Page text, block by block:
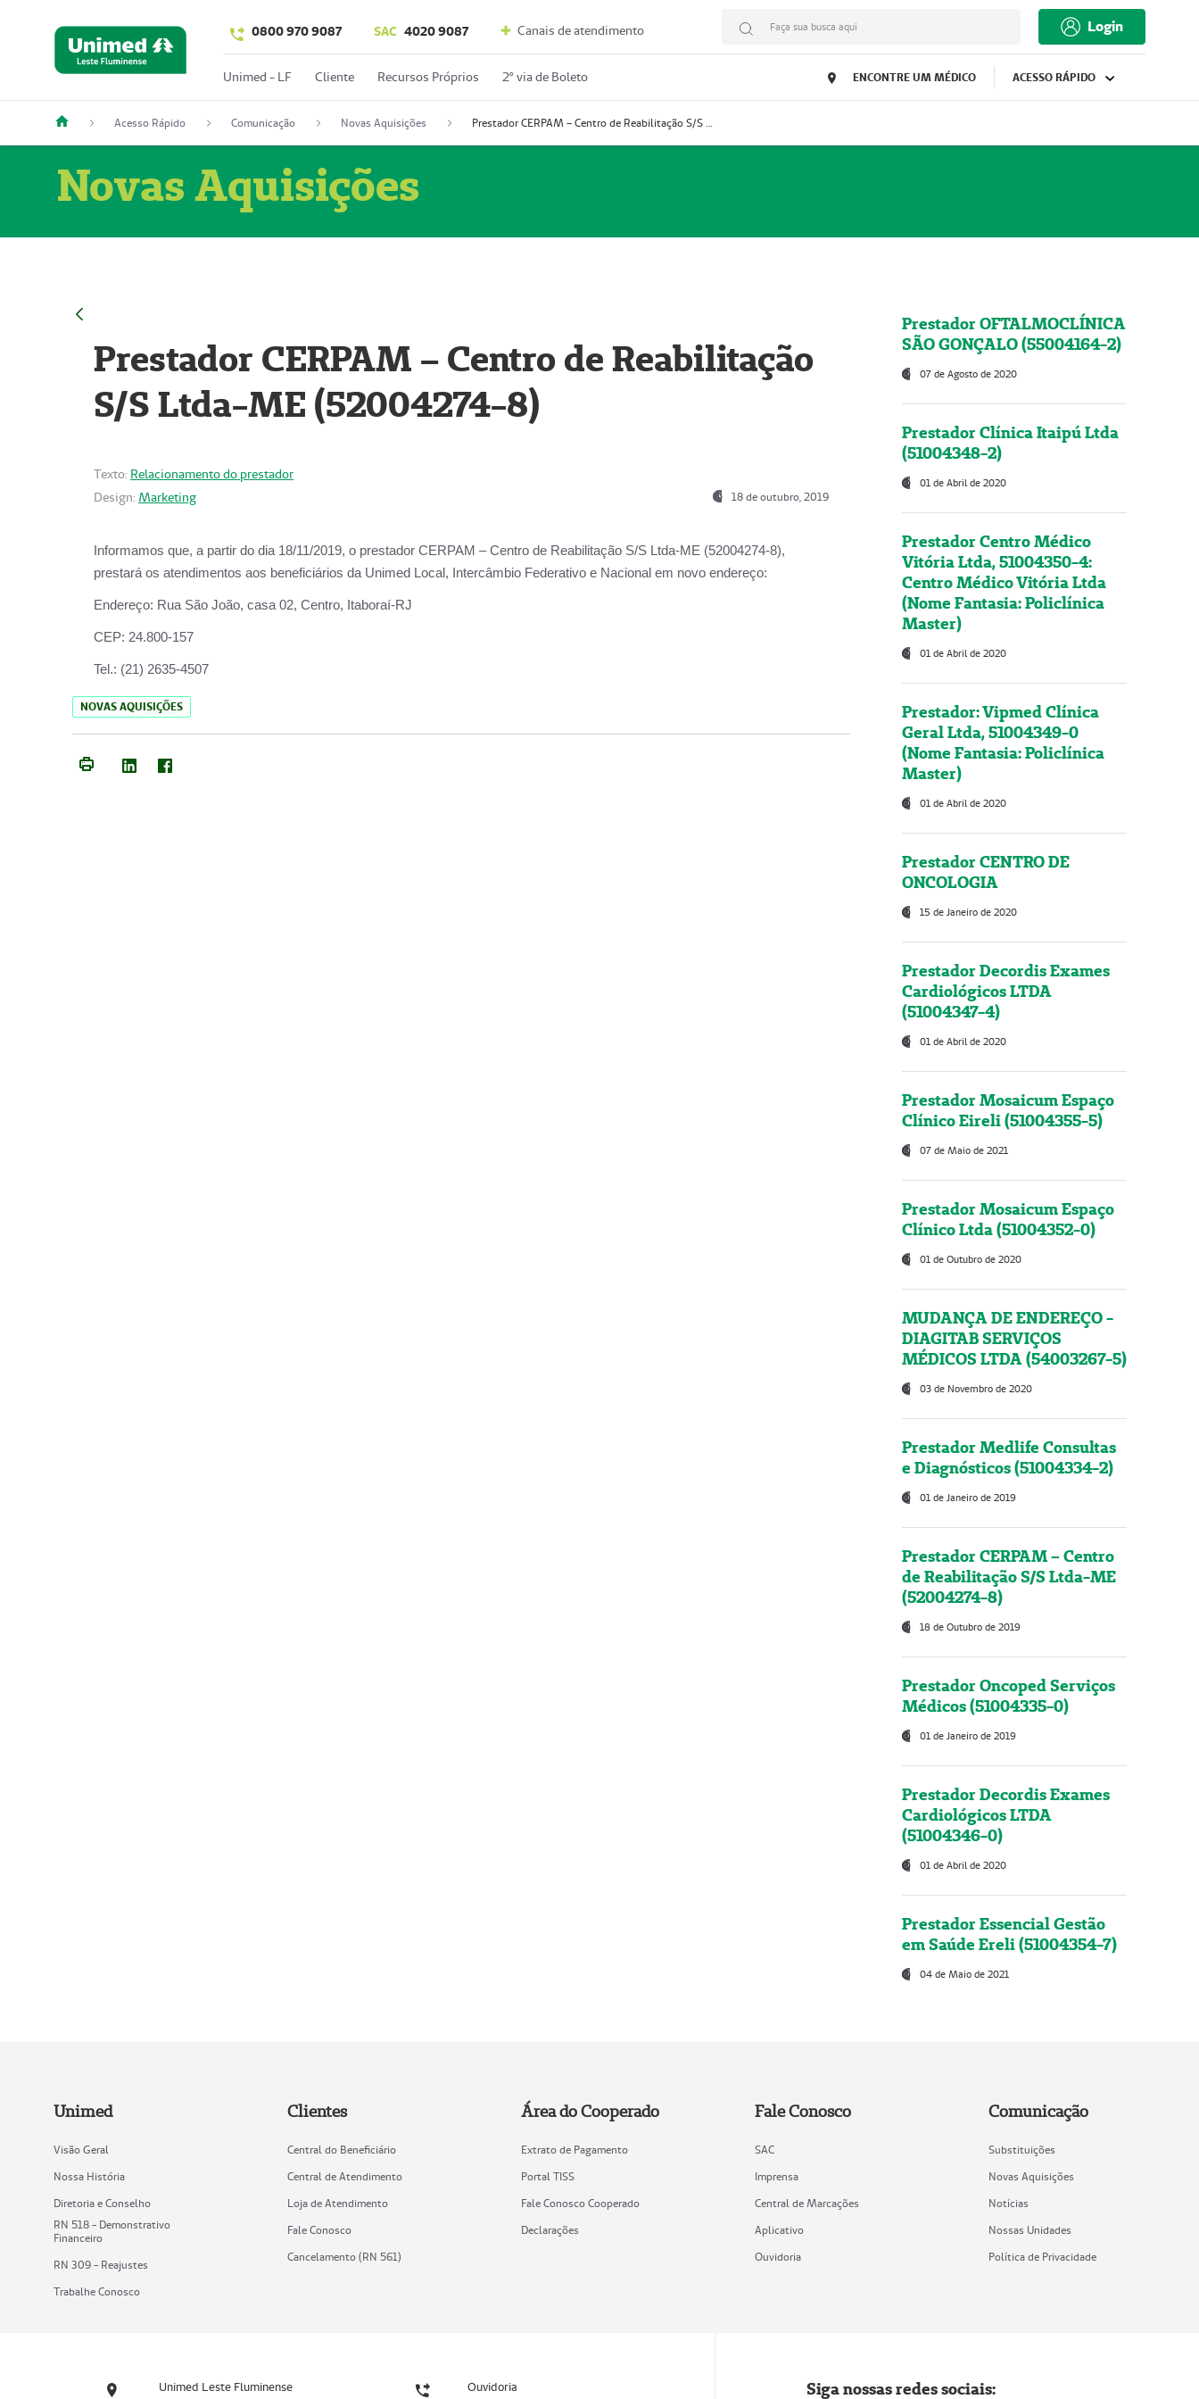
0800 970 9087 SAC 4020 9087 Canais de atendimento Faça sua busca aqui Login
Unimed - LF Cliente Recursos Próprios 2º via de Boleto ENCONTRE UM MÉDICO ACESSO RÁPIDO
Acesso Rápido Comunicação Novas Aquisições Prestador CERPAM – Centro de Reabilitação S/S Ltda-ME (52004274-8)
Novas Aquisições
Prestador CERPAM – Centro de Reabilitação
S/S Ltda-ME (52004274-8)
Texto: Relacionamento do prestador
Design: Marketing 18 de outubro, 2019
Informamos que, a partir do dia 18/11/2019, o prestador CERPAM – Centro de Reabilitação S/S Ltda-ME (52004274-8),
prestará os atendimentos aos beneficiários da Unimed Local, Intercâmbio Federativo e Nacional em novo endereço:
Endereço: Rua São João, casa 02, Centro, Itaboraí-RJ
CEP: 24.800-157
Tel.: (21) 2635-4507
NOVAS AQUISIÇÕES
Prestador OFTALMOCLÍNICA
SÃO GONÇALO (55004164-2)
07 de Agosto de 2020
Prestador Clínica Itaipú Ltda
(51004348-2)
01 de Abril de 2020
Prestador Centro Médico
Vitória Ltda, 51004350-4:
Centro Médico Vitória Ltda
(Nome Fantasia: Policlínica
Master)
01 de Abril de 2020
Prestador: Vipmed Clínica
Geral Ltda, 51004349-0
(Nome Fantasia: Policlínica
Master)
01 de Abril de 2020
Prestador CENTRO DE
ONCOLOGIA
15 de Janeiro de 2020
Prestador Decordis Exames
Cardiológicos LTDA
(51004347-4)
01 de Abril de 2020
Prestador Mosaicum Espaço
Clínico Eireli (51004355-5)
07 de Maio de 2021
Prestador Mosaicum Espaço
Clínico Ltda (51004352-0)
01 de Outubro de 2020
MUDANÇA DE ENDEREÇO -
DIAGITAB SERVIÇOS
MÉDICOS LTDA (54003267-5)
03 de Novembro de 2020
Prestador Medlife Consultas
e Diagnósticos (51004334-2)
01 de Janeiro de 2019
Prestador CERPAM – Centro
de Reabilitação S/S Ltda-ME
(52004274-8)
18 de Outubro de 2019
Prestador Oncoped Serviços
Médicos (51004335-0)
01 de Janeiro de 2019
Prestador Decordis Exames
Cardiológicos LTDA
(51004346-0)
01 de Abril de 2020
Prestador Essencial Gestão
em Saúde Ereli (51004354-7)
04 de Maio de 2021
Unimed
Visão Geral
Nossa História
Diretoria e Conselho
RN 518 - Demonstrativo
Financeiro
RN 309 - Reajustes
Trabalhe Conosco
Clientes
Central do Beneficiário
Central de Atendimento
Loja de Atendimento
Fale Conosco
Cancelamento (RN 561)
Área do Cooperado
Extrato de Pagamento
Portal TISS
Fale Conosco Cooperado
Declarações
Fale Conosco
SAC
Imprensa
Central de Marcações
Aplicativo
Ouvidoria
Comunicação
Substituições
Novas Aquisições
Notícias
Nossas Unidades
Política de Privacidade
Unimed Leste Fluminense Ouvidoria Siga nossas redes sociais: